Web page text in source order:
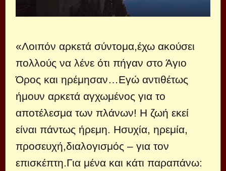
«Λοιπόν αρκετά σύντομα,έχω ακούσει
πολλούς να λένε ότι πήγαν στο Άγιο
Όρος και ηρέμησαν…Εγώ αντιθέτως
ήμουν αρκετά αγχωμένος για το
αποτέλεσμα των πλάνων! Η ζωή εκεί
είναι πάντως ήρεμη. Ησυχία, ηρεμία,
προσευχή,διαλογισμός – για τον
επισκέπτη.Για μένα και κάτι παραπάνω: